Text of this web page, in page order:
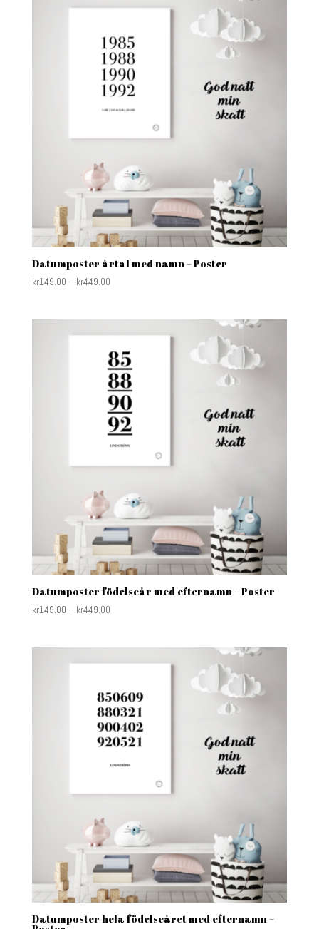
Datumposter årtal med namn – Poster
kr149.00 – kr449.00
Datumposter födelseår med efternamn – Poster
kr149.00 – kr449.00
Datumposter hela födelseåret med efternamn –